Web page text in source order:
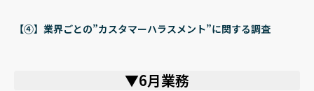
【④】業界ごとの”カスタマーハラスメント”に関する調査
▼6月業務